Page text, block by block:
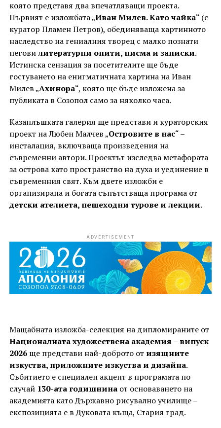
която представя два впечатляващи проекта.
Първият е изложбата „Иван Милев. Като чайка“ (с
куратор Пламен Петров), обединяваща картинното
наследство на гениалния творец с малко познати
неговилитературни опити, писма и записки.
Истинска сензация за посетителите ще бъде
гостуването на енигматичната картина на Иван
Милев „Ахинора“, която ще бъде изложена за
публиката в Созопол само за няколко часа.
Казанлъшката галерия ще представи и кураторския
проект на Любен Малчев „Островите в нас“ –
инсталация, включваща произведения на
съвременни автори. Проектът изследва метафората
за острова като пространство на духа и уединение в
съвременния свят. Към двете изложби е
организирана и богата съпътстваща програма от
детски ателиета, пешеходни турове и лекции.
ADVERTISEMENT
Мащабната изложба-селекция на дипломираните от
Националната художествена академия – випуск
2026ще представи най-доброто от изящните
изкуства, приложните изкуства и дизайна.
Събитието е специален акцент в програмата по
случай 130-ата годишнинаот основаването на
академията като Държавно рисувално училище –
експозицията е в Дуковата къща, Стария град.